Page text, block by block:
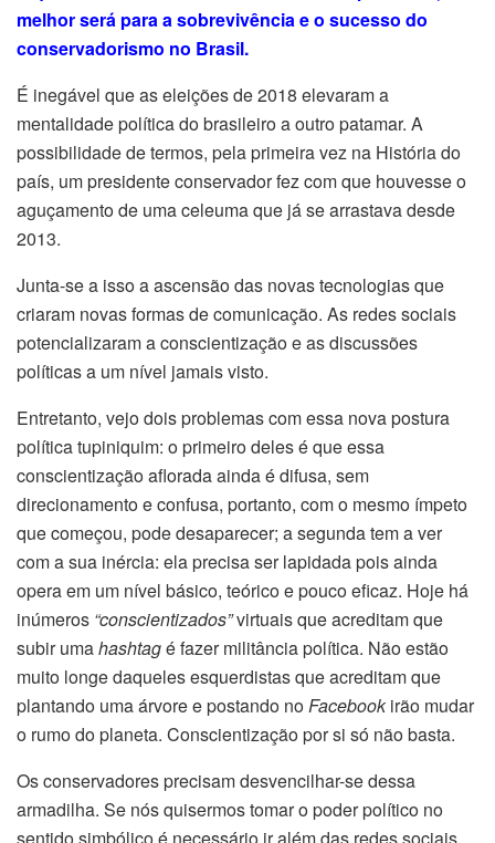
melhor será para a sobrevivência e o sucesso do
conservadorismo no Brasil.
É inegável que as eleições de 2018 elevaram a
mentalidade política do brasileiro a outro patamar. A
possibilidade de termos, pela primeira vez na História do
país, um presidente conservador fez com que houvesse o
aguçamento de uma celeuma que já se arrastava desde
2013.
Junta-se a isso a ascensão das novas tecnologias que
criaram novas formas de comunicação. As redes sociais
potencializaram a conscientização e as discussões
políticas a um nível jamais visto.
Entretanto, vejo dois problemas com essa nova postura
política tupiniquim: o primeiro deles é que essa
conscientização aflorada ainda é difusa, sem
direcionamento e confusa, portanto, com o mesmo ímpeto
que começou, pode desaparecer; a segunda tem a ver
com a sua inércia: ela precisa ser lapidada pois ainda
opera em um nível básico, teórico e pouco eficaz. Hoje há
inúmeros “conscientizados”virtuais que acreditam que
subir umahashtagé fazer militância política. Não estão
muito longe daqueles esquerdistas que acreditam que
plantando uma árvore e postando noFacebookirão mudar
o rumo do planeta. Conscientização por si só não basta.
Os conservadores precisam desvencilhar-se dessa
armadilha. Se nós quisermos tomar o poder político no